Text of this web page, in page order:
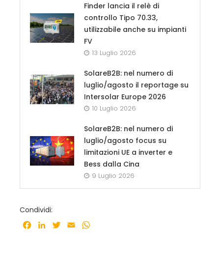
Finder lancia il relè di
controllo Tipo 70.33,
utilizzabile anche su impianti
FV
13 Luglio 2026
SolareB2B: nel numero di
luglio/agosto il reportage su
Intersolar Europe 2026
10 Luglio 2026
SolareB2B: nel numero di
luglio/agosto focus su
limitazioni UE a inverter e
Bess dalla Cina
9 Luglio 2026
Condividi:
Facebook
LinkedInTwitter
Email